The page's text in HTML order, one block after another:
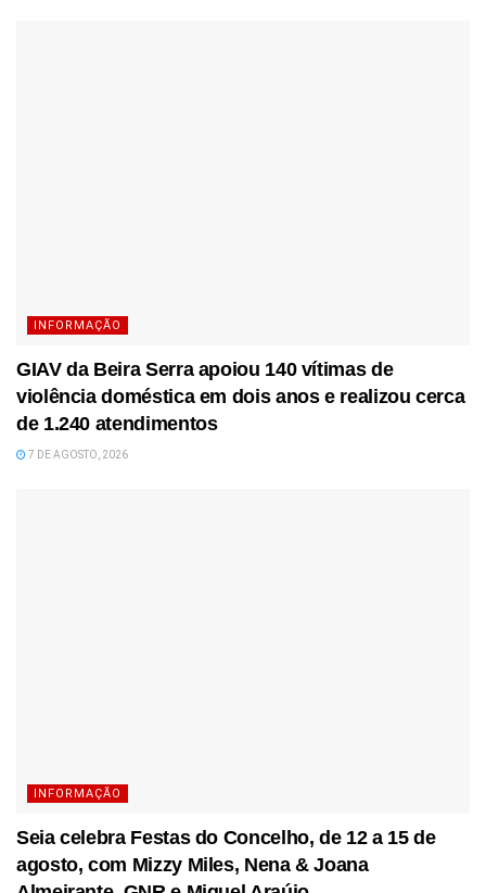
INFORMAÇÃO
GIAV da Beira Serra apoiou 140 vítimas de
violência doméstica em dois anos e realizou cerca
de 1.240 atendimentos
7 DE AGOSTO, 2026
INFORMAÇÃO
Seia celebra Festas do Concelho, de 12 a 15 de
agosto, com Mizzy Miles, Nena & Joana